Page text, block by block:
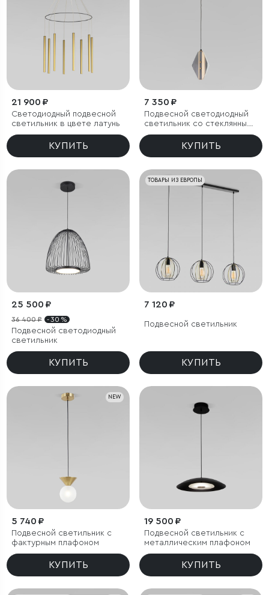
21 900 ₽
Светодиодный подвесной
светильник в цвете латунь
КУПИТЬ
7 350 ₽
Подвесной светодиодный
светильник со стеклянным
плафоном
КУПИТЬ
25 500 ₽
36 400 ₽ - 30 %
Подвесной светодиодный
светильник
КУПИТЬ
ТОВАРЫ ИЗ ЕВРОПЫ
7 120 ₽
Подвесной светильник
КУПИТЬ
NEW
5 740 ₽
Подвесной светильник с
фактурным плафоном
КУПИТЬ
19 500 ₽
Подвесной светильник с
металлическим плафоном
КУПИТЬ